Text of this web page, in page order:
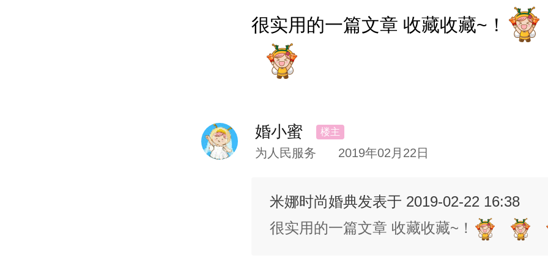
到底该如何下手？
涉及的关键点还是比较多的额，小
我的小仙女，婚礼上一起美翻天~
临近婚期，不要心血来潮搞头发：
很实用的一篇文章 收藏收藏~！
婚小蜜
为人民服务 2019年02月22日
米娜时尚婚典发表于 2019-02-22 16:38
很实用的一篇文章 收藏收藏~！